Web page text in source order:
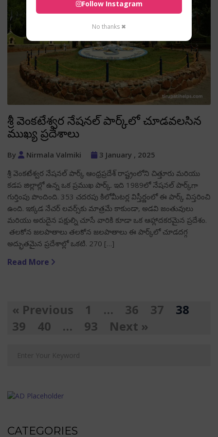
శ్రీ వెంకటేశ్వర నేషనల్ పార్క్‌లో చూడవలసిన
ముఖ్య ప్రదేశాలు
By Nirmala Valmiki
3 January , 2025
శ్రీ వెంకటేశ్వర నేషనల్ పార్క్ ఆంధ్రప్రదేశ్ రాష్ట్రంలోని చిత్తూరు మరియు
కడప జిల్లాల్లో ఉన్న ఒక ప్రముఖ పార్క్. ఇది 1989లో నేషనల్ పార్క్‌గా
గుర్తింపు పొందింది. 353 చదరపు కిలోమీటర్ల విస్తీర్ణంలో ఈ పార్క్ విస్తరించి
ఉంది. ఇక్కడ నేచర్ లవర్స్‌కు మాత్రమే కాకుండా, అడవి జంతువులు
మరియు అరుదైన పక్షుల్ని చూసే వారికి కూడా ఒక ఆహ్లాదకరమైన ప్రదేశం.
తలకోన జలపాతాలు తలకోన జలపాతాలు ఈ పార్క్‌లో చూడదగ్గ
అద్భుతమైన ప్రదేశాల్లో ఒకటి. 270 […]
Read More
« Previous 1 … 36 37
38
39
40 … 93 Next »
CATEGORIES
Follow Instagram
No thanks ✖